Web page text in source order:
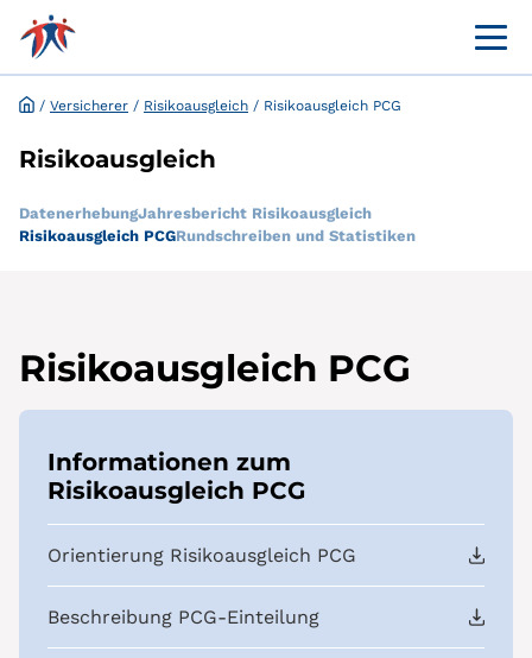
Menü
/ Versicherer / Risikoausgleich / Risikoausgleich PCG
Risikoausgleich
DatenerhebungJahresbericht Risikoausgleich
Risikoausgleich PCGRundschreiben und Statistiken
Risikoausgleich PCG
Informationen zum
Risikoausgleich PCG
Orientierung Risikoausgleich PCG
Beschreibung PCG-Einteilung